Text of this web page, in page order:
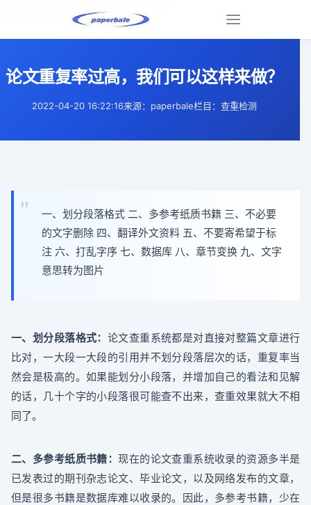
navigation
论文重复率过高，我们可以这样来做？
2022-04-20 16:22:16来源：paperbale栏目：查重检测
一、划分段落格式 二、多参考纸质书籍 三、不必要
的文字删除 四、翻译外文资料 五、不要寄希望于标
注 六、打乱字序 七、数据库 八、章节变换 九、文字
意思转为图片
一、划分段落格式： 论文查重系统都是对直接对整篇文章进行
比对，一大段一大段的引用并不划分段落层次的话，重复率当
然会是极高的。如果能划分小段落，并增加自己的看法和见解
的话，几十个字的小段落很可能查不出来，查重效果就大不相
同了。
二、多参考纸质书籍：现在的论文查重系统收录的资源多半是
已发表过的期刊杂志论文、毕业论文，以及网络发布的文章，
但是很多书籍是数据库难以收录的。因此，多参考书籍，少在